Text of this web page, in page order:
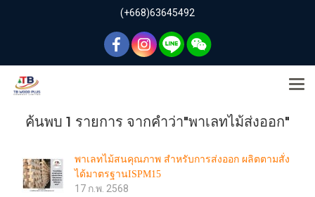
(+668)63645492
ค้นพบ 1 รายการ จากคำว่า"พาเลทไม้ส่งออก"
พาเลทไม้สนคุณภาพ สำหรับการส่งออก ผลิตตามสั่ง
ได้มาตรฐานISPM15
17 ก.พ. 2568